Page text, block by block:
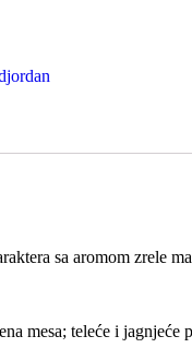
sa aromom zrele
mesa; teleće i